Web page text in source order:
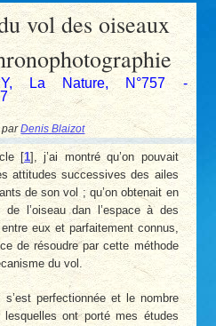
vol des oiseaux
La Nature, N°757 -
,parDenis Blaizot
[1]
, j’ai montré qu’on pouvait
attitudes successives des ailes
de son vol ; qu’on obtenait en
l’oiseau dan l’espace à des
eux et parfaitement connus,
de résoudre par cette méthode
du vol.
perfectionnée et le nombre
lesquelles ont porté mes études